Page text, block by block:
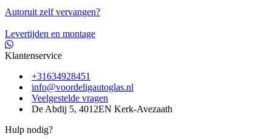
Autoruit zelf vervangen?
Levertijden en montage
Klantenservice
+31634928451
info@voordeligautoglas.nl
Veelgestelde vragen
De Abdij 5, 4012EN Kerk-Avezaath
Hulp nodig?